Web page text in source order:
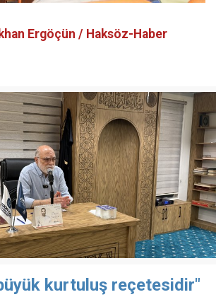
Ergöçün / Haksöz-Haber
kurtuluş reçetesidir"